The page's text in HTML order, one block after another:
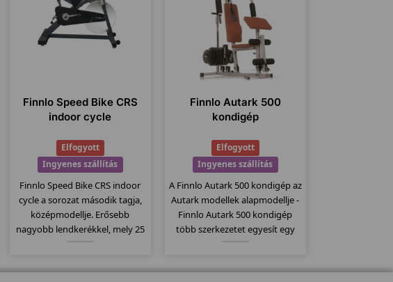
Finnlo Speed Bike CRS
indoor cycle
Elfogyott
Ingyenes szállítás
Finnlo Speed Bike CRS indoor
cycle a sorozat második tagja,
középmodellje. Erősebb
nagyobb lendkerékkel, mely 25
Computere kompatibilis a
Finnlo Autark 500
kondigép
Elfogyott
Ingyenes szállítás
A Finnlo Autark 500 kondigép az
Autark modellek alapmodellje -
Finnlo Autark 500 kondigép
több szerkezetet egyesít egy
húzódzkodás, pillangó,